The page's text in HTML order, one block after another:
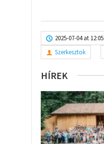
2025-07-04 at 12:05
Szerkesztok
HÍREK